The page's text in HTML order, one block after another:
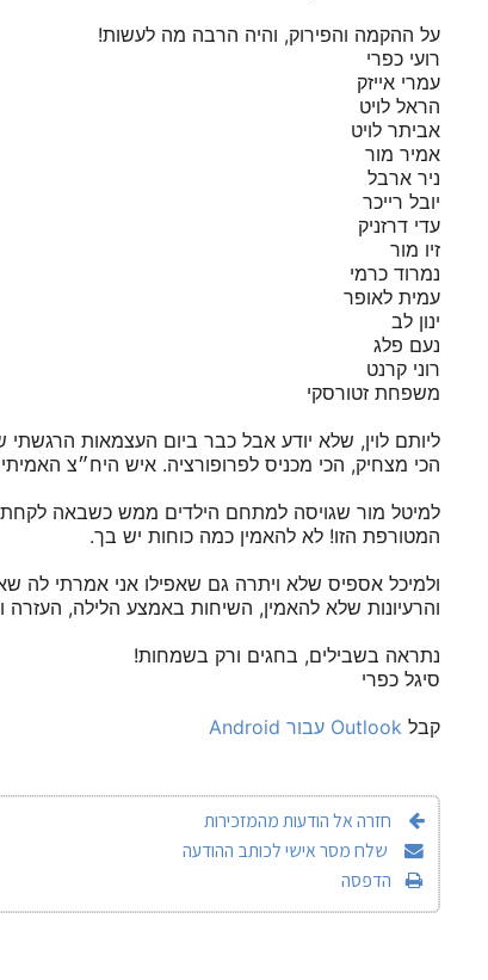
על ההקמה והפירוק, והיה הרבה מה לעשות!
רועי כפרי
עמרי אייזק
הראל לויט
אביתר לויט
אמיר מור
ניר ארבל
יובל רייכר
עדי דרזניק
זיו מור
נמרוד כרמי
עמית לאופר
ינון לב
נעם פלג
רוני קרנט
משפחת זטורסקי
ליותם לוין, שלא יודע אבל כבר ביום העצמאות הרגשתי
הכי מצחיק, הכי מכניס לפרופורציה. איש היח״צ
למיטל מור שגויסה למתחם הילדים ממש כשבאה
המטורפת הזו! לא להאמין כמה כוחות יש בך.
ולמיכל אספיס שלא ויתרה גם שאפילו אני אמרתי
והרעיונות שלא להאמין, השיחות באמצע הלילה,
נתראה בשבילים, בחגים ורק בשמחות!
סיגל כפרי
קבל
חזרה אל הודעות מהמזכירות
שלח מסר אישי לכותב ההודעה
הדפסה